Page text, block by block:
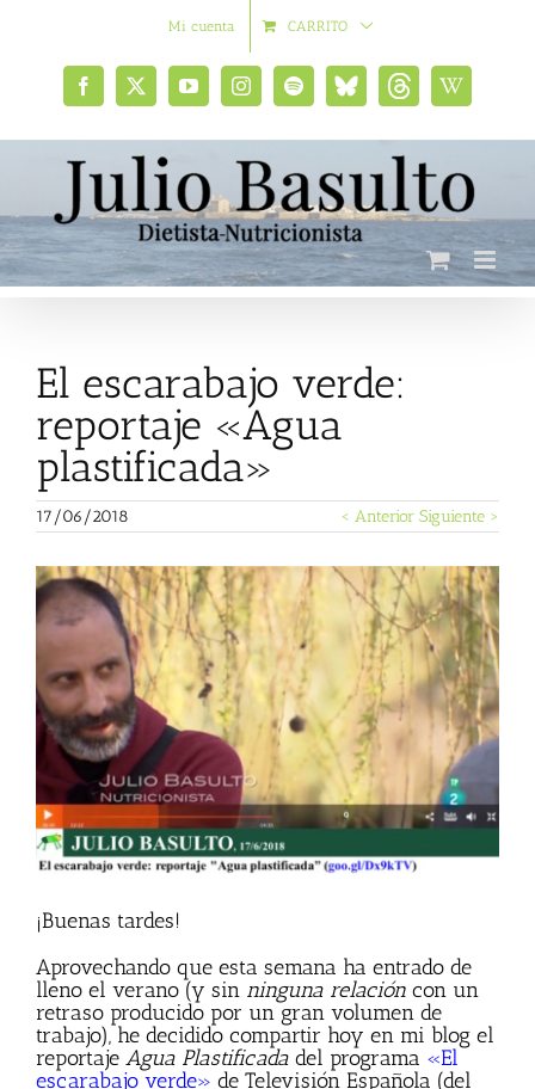
Mi cuenta CARRITO
Facebook
X YouTubeInstagramSpotifyBluesky
social
ThreadsWikipedia
El escarabajo verde:
reportaje «Agua
plastificada»
17/06/2018 < Anterior Siguiente >
Ver
imagen
más
grande
¡Buenas tardes!
Aprovechando que esta semana ha entrado de
lleno el verano (y sin ninguna relación con un
retraso producido por un gran volumen de
trabajo), he decidido compartir hoy en mi blog el
reportaje Agua Plastificada del programa «El
escarabajo verde» de Televisión Española (del